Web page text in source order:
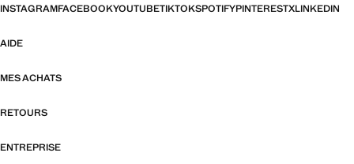
INSTAGRAMFACEBOOKYOUTUBETIKTOKSPOTIFYPINTERESTXLINKEDIN
AIDE
MES ACHATS
RETOURS
ENTREPRISE